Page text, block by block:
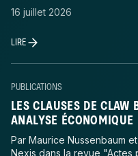
16 juillet 2026
LIRE
PUBLICATIONS
LES CLAUSES DE CLAW
ANALYSE ÉCONOMIQUE
Par Maurice Nussenbaum
Nexis dans la revue "Actes